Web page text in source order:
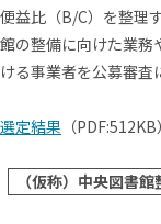
便益比（B/C）を整理
館の整備に向けた業務
ける事業者を公募審査
選定結果 （PDF:512KB）
（仮称）中央図書